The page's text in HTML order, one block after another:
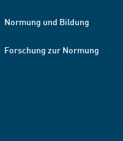
Normung und Bildung
Forschung zur Normung